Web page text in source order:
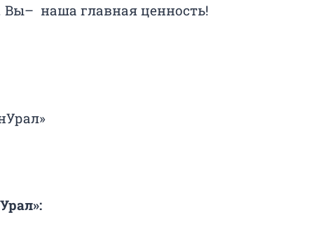
Вы– наша главная ценность!